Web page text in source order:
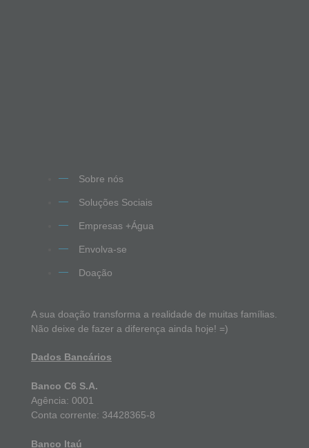
Sobre nós
Soluções Sociais
Empresas +Água
Envolva-se
Doação
A sua doação transforma a realidade de muitas famílias.
Não deixe de fazer a diferença ainda hoje! =)
Dados Bancários
Banco C6 S.A.
Agência: 0001
Conta corrente: 34428365-8
Banco Itaú